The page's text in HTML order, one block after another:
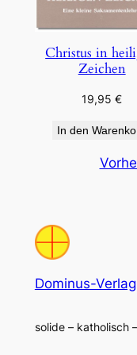
Christus in
Zeichen
19,95€
In den
Dominus-Verlag
solide – katholisch